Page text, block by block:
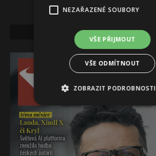
NEJNOVĚJŠÍ VYDÁNÍ
NEZAŘAZENÉ SOUBORY
VŠE PŘIJMOUT
VŠE ODMÍTNOUT
ZOBRAZIT PODROBNOSTI